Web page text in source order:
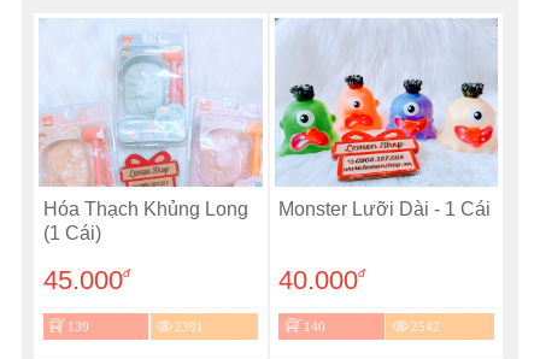
Hóa Thạch Khủng Long
(1 Cái)
45.000đ
139 2391
Monster Lưỡi Dài - 1 Cái
40.000đ
140 2542